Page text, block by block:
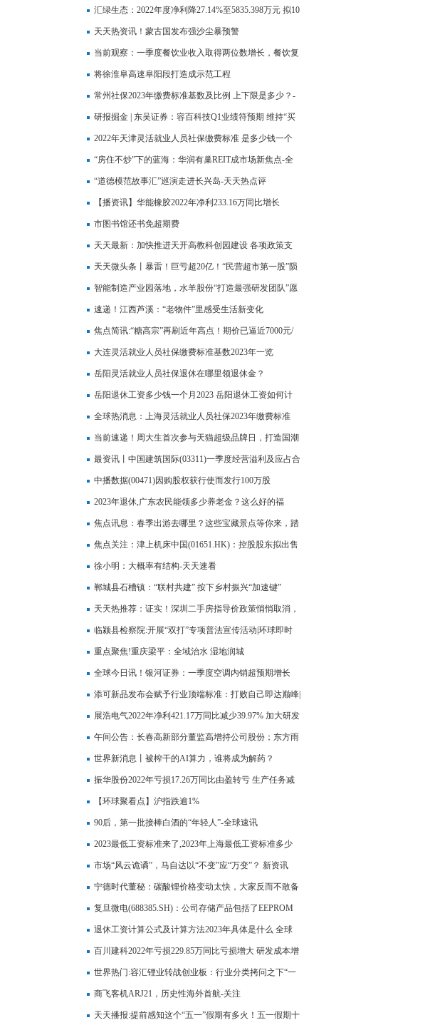
一个月要交多少钱？
汇绿生态：2022年度净利降27.14%至5835.398万元 拟10
派0.6元|全球最新
天天热资讯！蒙古国发布强沙尘暴预警
当前观察：一季度餐饮业收入取得两位数增长，餐饮复
苏彰显小微企业发展活力
将徐淮阜高速阜阳段打造成示范工程
常州社保2023年缴费标准基数及比例 上下限是多少？-
每日快播
研报掘金 | 东吴证券：容百科技Q1业绩符预期 维持“买
入”评级
2022年天津灵活就业人员社保缴费标准 是多少钱一个
月？|当前视点
“房住不炒”下的蓝海：华润有巢REIT成市场新焦点-全
球速看
“道德模范故事汇”巡演走进长兴岛-天天热点评
【播资讯】华能橡胶2022年净利233.16万同比增长
271.42% 产品销售量增加
市图书馆还书免超期费
天天最新：加快推进天开高教科创园建设 各项政策支
持 铺就科创大道
天天微头条丨暴雷！巨亏超20亿！“民营超市第一股”陨
落
智能制造产业园落地，水羊股份“打造最强研发团队”愿
景又进一步|世界百事通
速递！江西芦溪：“老物件”里感受生活新变化
焦点简讯:“糖高宗”再刷近年高点！期价已逼近7000元/
吨，概念股涨50%，还有空间吗？
大连灵活就业人员社保缴费标准基数2023年一览
岳阳灵活就业人员社保退休在哪里领退休金？
岳阳退休工资多少钱一个月2023 岳阳退休工资如何计
算出来的？-环球速读
全球热消息：上海灵活就业人员社保2023年缴费标准
（表）
当前速递！周大生首次参与天猫超级品牌日，打造国潮
珠宝盛典
最资讯丨中国建筑国际(03311)一季度经营溢利及应占合
营企业盈利合共约33.99亿港元 同比增长17%
中播数据(00471)因购股权获行使而发行100万股
2023年退休,广东农民能领多少养老金？这么好的福
利，值得推广吗？_全球观速讯
焦点讯息：春季出游去哪里？这些宝藏景点等你来，踏
青赏花玩尽兴！
焦点关注：津上机床中国(01651.HK)：控股股东拟出售
5.9%的股份、以改善股份流通情况
徐小明：大概率有结构-天天速看
郸城县石槽镇：“联村共建” 按下乡村振兴“加速键”
天天热推荐：证实！深圳二手房指导价政策悄悄取消，
楼市还能起飞吗？
临颍县检察院:开展“双打”专项普法宣传活动|环球即时
重点聚焦!重庆梁平：全域治水 湿地润城
全球今日讯！银河证券：一季度空调内销超预期增长
添可新品发布会赋予行业顶端标准：打败自己即达巅峰|
每日消息
展浩电气2022年净利421.17万同比减少39.97% 加大研发
投入费用 环球报资讯
午间公告：长春高新部分董监高增持公司股份；东方雨
虹一季度净利预增15%-25%_即时看
世界新消息丨被榨干的AI算力，谁将成为解药？
振华股份2022年亏损17.26万同比由盈转亏 生产任务减
少 世界新要闻
【环球聚看点】沪指跌逾1%
90后，第一批接棒白酒的“年轻人”-全球速讯
2023最低工资标准来了,2023年上海最低工资标准多少
钱一个月？
市场“风云诡谲”，马自达以“不变”应“万变”？ 新资讯
宁德时代董秘：碳酸锂价格变动太快，大家反而不敢备
货_世界观天下
复旦微电(688385.SH)：公司存储产品包括了EEPROM
存储器、NOR Flash存储器和SLC NAND Flash存储器
退休工资计算公式及计算方法2023年具体是什么 全球
球精选
百川建科2022年亏损229.85万同比亏损增大 研发成本增
加
世界热门:容汇锂业转战创业板：行业分类拷问之下“一
变再变”，家里“无矿”业绩随时变脸
商飞客机ARJ21，历史性海外首航-关注
天天播报:提前感知这个“五一”假期有多火！五一假期十